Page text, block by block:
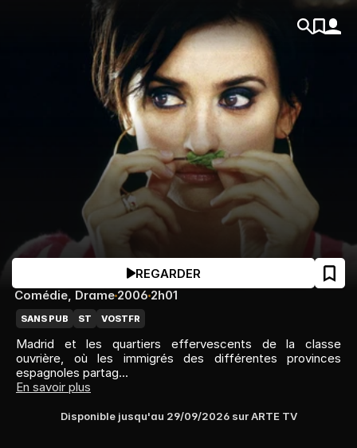
REGARDER
Comédie, Drame 2h01
2006
Madrid et les quartiers effervescents de la classe
ouvrière, où les immigrés des différentes provinces
espagnoles partag...
En savoir plus
SANS PUB ST VOSTFR
Disponible jusqu'au sur
29/09/2026 ARTE TV